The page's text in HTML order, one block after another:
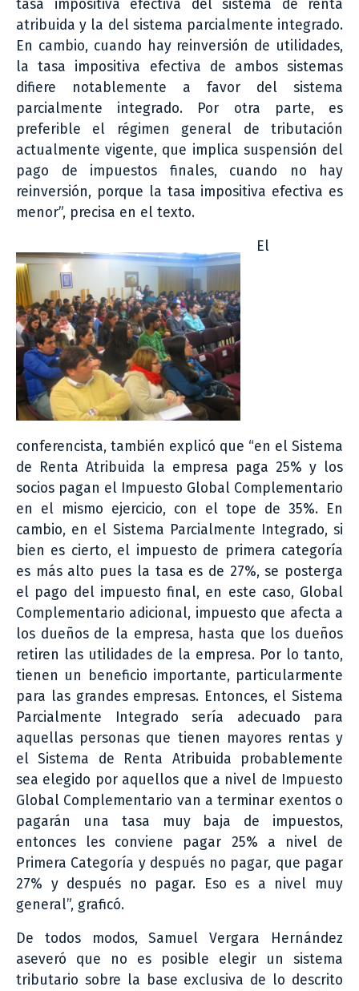
tasa impositiva efectiva del sistema de renta
atribuida y la del sistema parcialmente integrado.
En cambio, cuando hay reinversión de utilidades,
la tasa impositiva efectiva de ambos sistemas
difiere notablemente a favor del sistema
parcialmente integrado. Por otra parte, es
preferible el régimen general de tributación
actualmente vigente, que implica suspensión del
pago de impuestos finales, cuando no hay
reinversión, porque la tasa impositiva efectiva es
menor”, precisa en el texto.
El
conferencista, también explicó que “en el Sistema
de Renta Atribuida la empresa paga 25% y los
socios pagan el Impuesto Global Complementario
en el mismo ejercicio, con el tope de 35%. En
cambio, en el Sistema Parcialmente Integrado, si
bien es cierto, el impuesto de primera categoría
es más alto pues la tasa es de 27%, se posterga
el pago del impuesto final, en este caso, Global
Complementario adicional, impuesto que afecta a
los dueños de la empresa, hasta que los dueños
retiren las utilidades de la empresa. Por lo tanto,
tienen un beneficio importante, particularmente
para las grandes empresas. Entonces, el Sistema
Parcialmente Integrado sería adecuado para
aquellas personas que tienen mayores rentas y
el Sistema de Renta Atribuida probablemente
sea elegido por aquellos que a nivel de Impuesto
Global Complementario van a terminar exentos o
pagarán una tasa muy baja de impuestos,
entonces les conviene pagar 25% a nivel de
Primera Categoría y después no pagar, que pagar
27% y después no pagar. Eso es a nivel muy
general”, graficó.
De todos modos, Samuel Vergara Hernández
aseveró que no es posible elegir un sistema
tributario sobre la base exclusiva de lo descrito